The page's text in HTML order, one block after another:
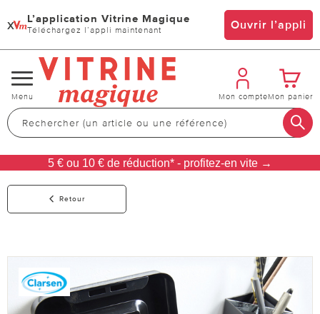
x L’application Vitrine Magique
Téléchargez l’appli maintenant Ouvrir l’appli
Changer
de
navigation
Menu Mon compteMon panier
5 € ou 10 € de réduction* - profitez-en vite →
Retour